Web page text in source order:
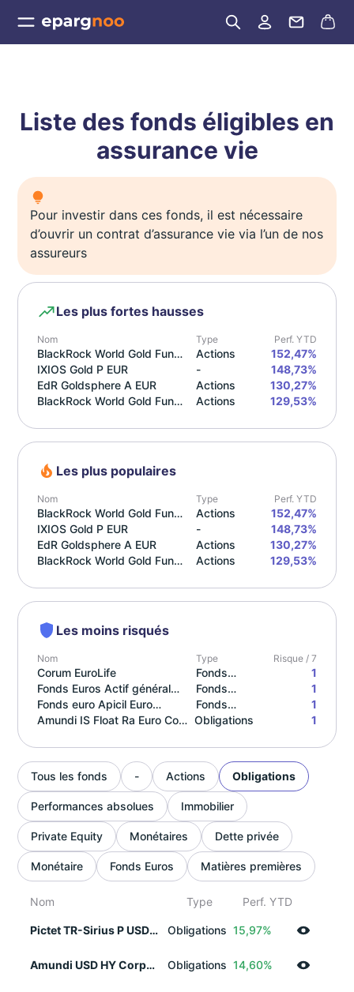
Liste des fonds éligibles en
assurance vie
Pour investir dans ces fonds, il est nécessaire
d’ouvrir un contrat d’assurance vie via l’un de nos
assureurs
Les plus fortes hausses
Nom Type Perf. YTD
BlackRock World Gold Fund
A2 Hedged
Actions
152,47%
IXIOS Gold P EUR
-
148,73%
EdR Goldsphere A EUR
Actions
130,27%
BlackRock World Gold Fund
Actions 129,53%
Les plus populaires
Nom Type Perf. YTD
BlackRock World Gold Fund
A2 Hedged
Actions
152,47%
IXIOS Gold P EUR
-
148,73%
EdR Goldsphere A EUR
Actions
130,27%
BlackRock World Gold Fund
Actions 129,53%
Les moins risqués
Nom Type Risque / 7
Corum EuroLife
Fonds
Euros
1
Fonds Euros Actif général
Générali Vie
Fonds
Euros
1
Fonds euro Apicil Euro
Garanti
Fonds
Euros
1
Amundi IS Float Ra Euro Cor
Obligations 1
Tous les fonds - Actions Obligations
Performances absolues Immobilier
Private Equity Monétaires Dette privée
Monétaire Fonds Euros Matières premières
Nom Type Perf. YTD
Pictet TR-Sirius P USD
Obligations 15,97%
Amundi USD HY Corp
Obligations 14,60%